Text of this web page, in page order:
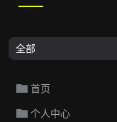
全部
首页
个人中心